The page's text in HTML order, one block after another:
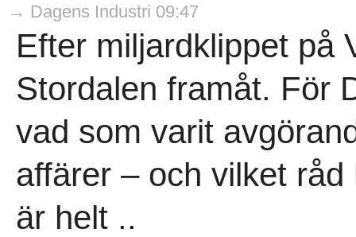
→ Dagens Industri 09:47
Efter miljardklippet på
Stordalen framåt. För
vad som varit
affärer – och vilket råd
är helt ..